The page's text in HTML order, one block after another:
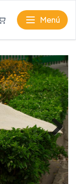
Menú
Next